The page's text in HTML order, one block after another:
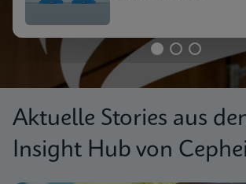
Aktuelle Stories aus
Insight Hub von